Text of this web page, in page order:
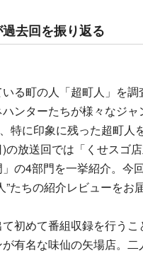
去回を振り返る
る町の人「超町人」を
ンターたちが様々なジャ
特に印象に残った超町人
の放送回では「くせスゴ
の4部門を一挙紹介。今
たちの紹介レビューをお
初めて番組収録を行うこ
有名な味仙の矢場店。